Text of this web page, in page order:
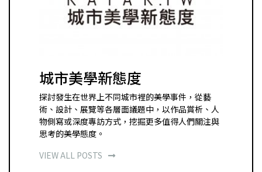
城市美學新態度
探討發生在世界上不同城市裡的美學事件，從藝
術、設計、展覽等各層面議題中，以作品賞析、人
物側寫或深度專訪方式，挖掘更多值得人們關注與
思考的美學態度。
VIEW ALL POSTS